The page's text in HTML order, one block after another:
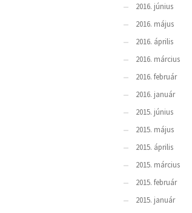
2016. június
2016. május
2016. április
2016. március
2016. február
2016. január
2015. június
2015. május
2015. április
2015. március
2015. február
2015. január